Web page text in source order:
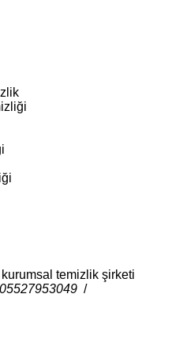
temizlik şirketi
05527953049 /